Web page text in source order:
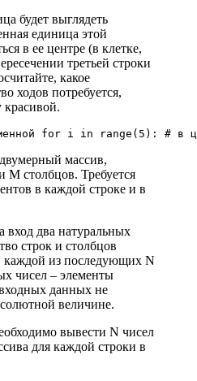
будет выглядеть
единица этой
в ее центре (в клетке,
третьей строки
какое
ходов потребуется,
красивой.
for i in range(5): # в
массив,
M столбцов. Требуется
в каждой строке и в
вход два натуральных
строк и столбцов
каждой из последующих N
чисел – элементы
данных не
величине.
вывести N чисел
для каждой строки в